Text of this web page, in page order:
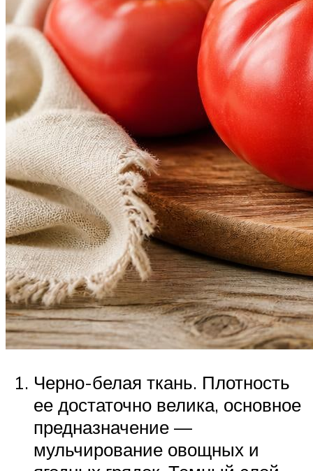
Черно-белая ткань. Плотность
ее достаточно велика, основное
предназначение —
мульчирование овощных и